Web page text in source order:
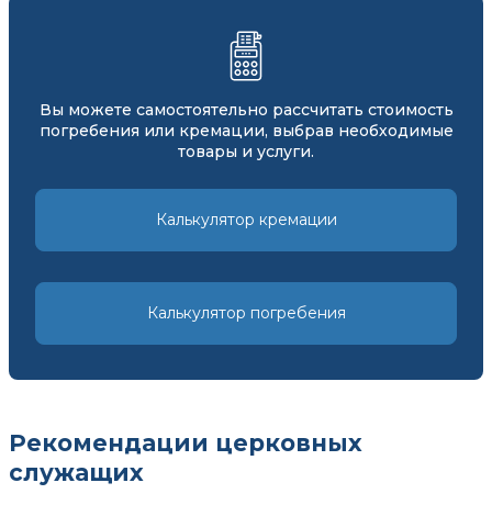
Вы можете самостоятельно рассчитать стоимость
погребения или кремации, выбрав необходимые
товары и услуги.
Калькулятор кремации
Калькулятор погребения
Рекомендации церковных
служащих